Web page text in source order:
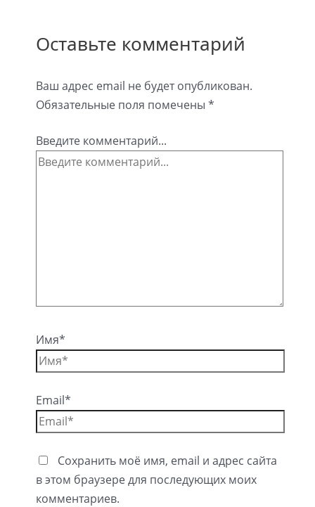
Оставьте комментарий
Ваш адрес email не будет опубликован.
Обязательные поля помечены *
Введите комментарий...
Имя*
Email*
Сохранить моё имя, email и адрес сайта
в этом браузере для последующих моих
комментариев.